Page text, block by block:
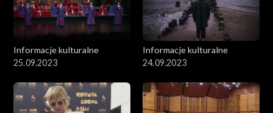
Informacje kulturalne
25.09.2023
Informacje kulturalne
24.09.2023